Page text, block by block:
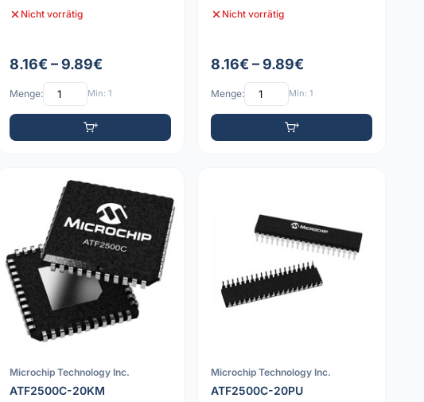
Nicht vorrätig
8.16€ – 9.89€
Menge: Min: 1
Nicht vorrätig
8.16€ – 9.89€
Menge: Min: 1
Microchip Technology Inc.
ATF2500C-20KM
Microchip Technology Inc.
ATF2500C-20PU